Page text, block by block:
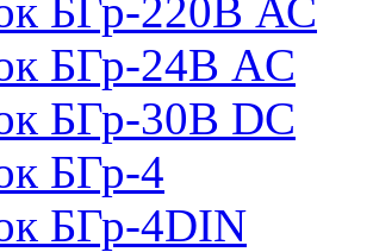
БГр-220В АС
БГр-24В AC
БГр-30В DC
БГр-4
БГр-4DIN